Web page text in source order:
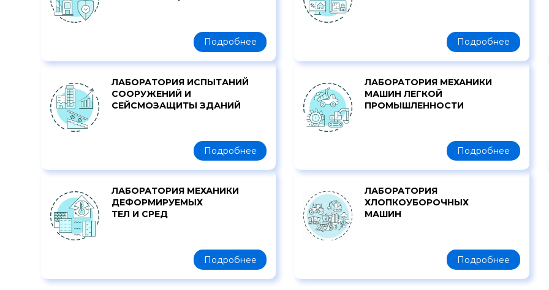
Подробнее Подробнее
ЛАБОРАТОРИЯ ИСПЫТАНИЙ
СООРУЖЕНИЙ И
СЕЙСМОЗАЩИТЫ ЗДАНИЙ
Подробнее
ЛАБОРАТОРИЯ МЕХАНИКИ
МАШИН ЛЕГКОЙ
ПРОМЫШЛЕННОСТИ
Подробнее
ЛАБОРАТОРИЯ МЕХАНИКИ
ДЕФОРМИРУЕМЫХ
ТЕЛ И СРЕД
Подробнее
ЛАБОРАТОРИЯ
ХЛОПКОУБОРОЧНЫХ
МАШИН
Подробнее